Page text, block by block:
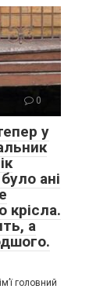
0
у
ані
крісла.
а
головний